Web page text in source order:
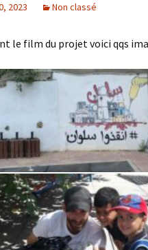
2023 Non classé
le film du projet voici qqs